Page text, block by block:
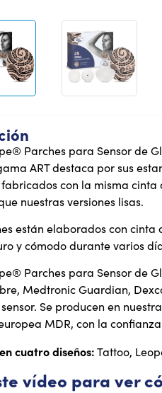
Parches para Sensor de
ART destaca por sus
fabricados con la misma
nuestras versiones lisas.
están elaborados con
y cómodo durante varios
Parches para Sensor de
Medtronic Guardian,
Se producen en
MDR, con la
cuatro diseños:Tattoo,
vídeo para ver